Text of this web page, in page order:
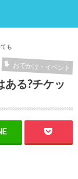
も
おでかけ・イベント
る?チケッ